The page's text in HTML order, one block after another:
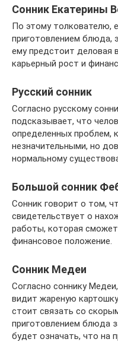
Сонник Екатерины
По этому толкователю,
приготовлением блюда,
ему предстоит деловая
карьерный рост и
Русский сонник
Согласно русскому
подсказывает, что
определенных проблем,
незначительными, но
нормальному
Большой сонник
Сонник говорит о том,
свидетельствует о
работы, которая сможет
финансовое положение.
Сонник Медеи
Согласно соннику
видит жареную
стоит связать со
приготовлением блюда
будет означать, что на